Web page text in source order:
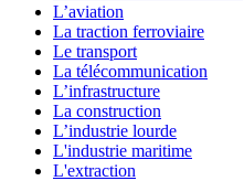
L’aviation
La traction ferroviaire
Le transport
La télécommunication
L’infrastructure
La construction
L’industrie lourde
L'industrie maritime
L'extraction